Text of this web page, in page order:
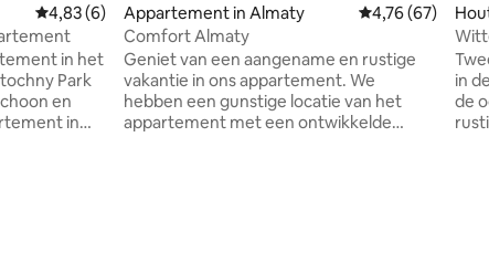
recensies
Gemiddelde beoordeling van 4,83 uit 5, 6 recensies
4,83 (6)
in het
Park
in
Appartement in Almaty Gemiddelde
4,76 (67)
Comfort Almaty
Geniet van een aangename en rustige
vakantie in ons appartement. We
hebben een gunstige locatie van het
appartement met een ontwikkelde
in
de